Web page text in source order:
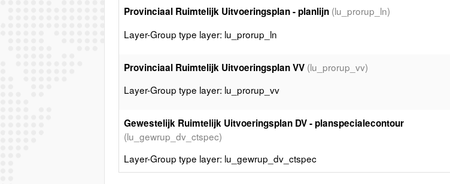
Provinciaal Ruimtelijk Uitvoeringsplan - planlijn (lu_prorup_ln)
Layer-Group type layer: lu_prorup_ln
Provinciaal Ruimtelijk Uitvoeringsplan VV (lu_prorup_vv)
Layer-Group type layer: lu_prorup_vv
Gewestelijk Ruimtelijk Uitvoeringsplan DV - planspecialecontour
(lu_gewrup_dv_ctspec)
Layer-Group type layer: lu_gewrup_dv_ctspec